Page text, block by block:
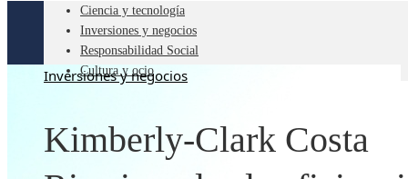
Ciencia y tecnología
Inversiones y negocios
Responsabilidad Social
Cultura y ocio
Inversiones y negocios
Kimberly-Clark Costa